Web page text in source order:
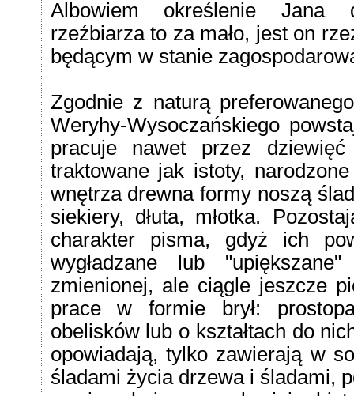
Albowiem określenie Jana
rzeźbiarza to za mało, jest on
będącym w stanie
Zgodnie z naturą
Weryhy-Wysoczańskiego
pracuje nawet przez
traktowane jak istoty,
wnętrza drewna formy noszą
siekiery, dłuta, młotka.
charakter pisma, gdyż ich
wygładzane lub
zmienionej, ale ciągle jeszcze
prace w formie brył:
obelisków lub o kształtach do
opowiadają, tylko zawierają w
śladami życia drzewa i śladami,